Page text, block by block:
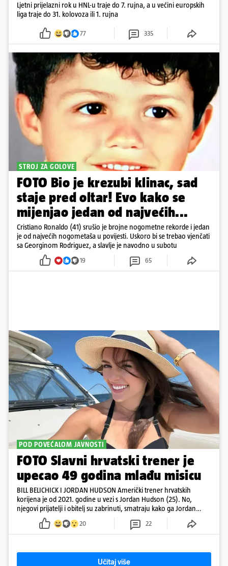
Ljetni prijelazni rok u HNL-u traje do 7. rujna, a u većini europskih
liga traje do 31. kolovoza ili 1. rujna
77 335
STROJ ZA GOLOVE
FOTO Bio je krezubi klinac, sad
staje pred oltar! Evo kako se
mijenjao jedan od najvećih...
Cristiano Ronaldo (41) srušio je brojne nogometne rekorde i jedan
je od najvećih nogometaša u povijesti. Uskoro bi se trebao vjenčati
sa Georginom Rodriguez, a slavlje je navodno u subotu
19 65
POD POVEĆALOM JAVNOSTI
FOTO Slavni hrvatski trener je
upecao 49 godina mlađu misicu
BILL BELICHICK I JORDAN HUDSON Američki trener hrvatskih
korijena je od 2021. godine u vezi s Jordan Hudson (25). No,
njegovi prijatelji i obitelj su zabrinuti, smatraju kako ga Jordan
kontrolira
20 22
Učitaj više